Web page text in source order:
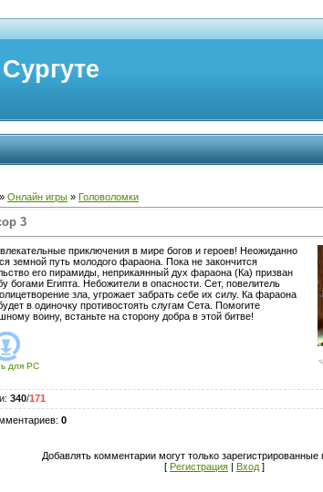
» Онлайн игры » Головоломки
3
приключения в мире богов и героев! Неожиданно
земной путь молодого фараона. Пока не закончится
его пирамиды, неприкаянный дух фараона (Ка) призван
богами Египта. Небожители в опасности. Сет, повелитель
зла, угрожает забрать себе их силу. Ка фараона
в одиночку противостоять слугам Сета. Помогите
воину, встаньте на сторону добра в этой битве!
для PC
: 340/171
: 0
Добавлять комментарии могут только зарегистрированные
[ Регистрация Вход ]